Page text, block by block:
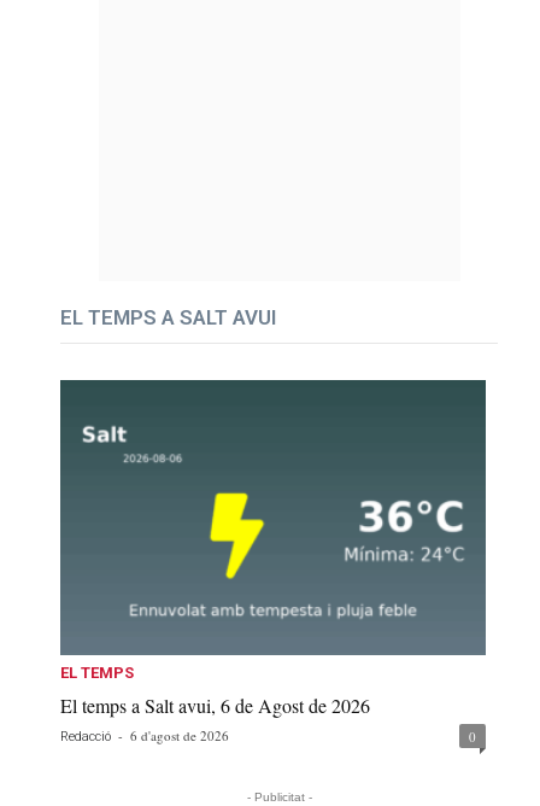
EL TEMPS A SALT AVUI
EL TEMPS
El temps a Salt avui, 6 de Agost de 2026
Redacció - 6 d'agost de 2026 0
- Publicitat -